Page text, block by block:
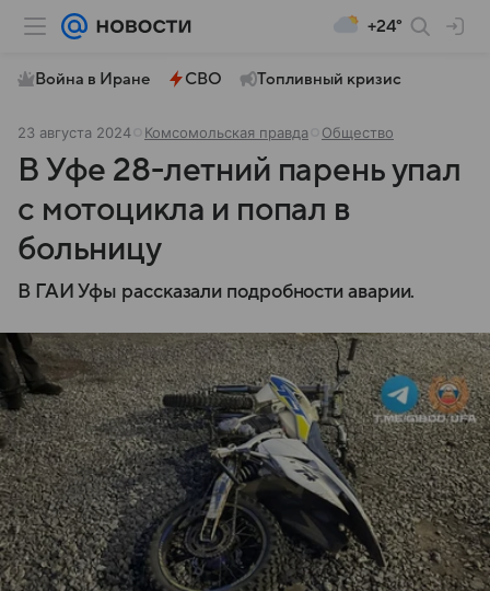
+24°
Война в Иране СВО Топливный кризис
23 августа 2024 Комсомольская правда Общество
В Уфе 28-летний парень упал
с мотоцикла и попал в
больницу
В ГАИ Уфы рассказали подробности аварии.